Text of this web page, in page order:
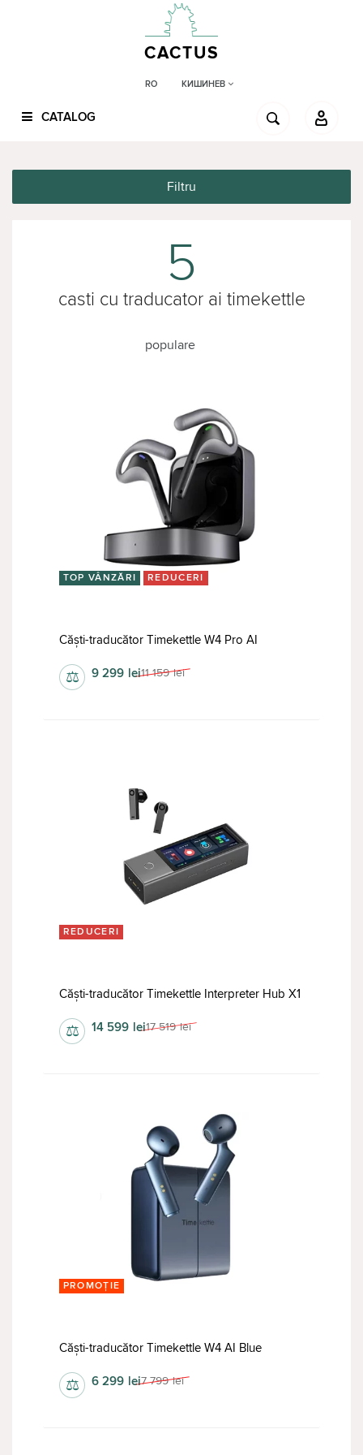
CACTUS
RO КИШИНЕВ
CATALOG
5
casti cu traducator ai timekettle
TOP VÂNZĂRI REDUCERI
Căști-traducător Timekettle W4 Pro AI
11 159 lei
9 299 lei
⚖
REDUCERI
Căști-traducător Timekettle Interpreter Hub X1
17 519 lei
14 599 lei
⚖
PROMOȚIE
Căști-traducător Timekettle W4 AI Blue
7 799 lei
6 299 lei
⚖
Filtru